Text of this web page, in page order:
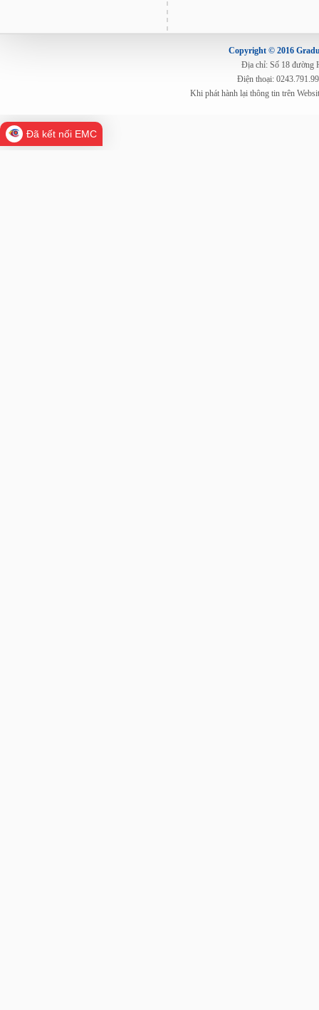
Copyright © 2016
Địa chỉ: Số 18 đường
Điện thoại:
Khi phát hành lại thông tin trên
Đã kết nối EMC